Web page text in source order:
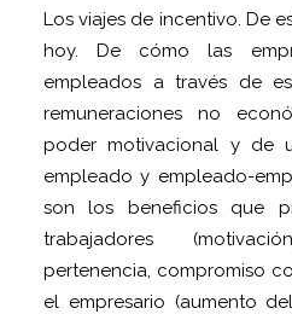
Los viajes de incentivo. De
hoy. De cómo las
empleados a través de
remuneraciones no
poder motivacional y de
empleado y empleado-
son los beneficios que
trabajadores
pertenencia, compromiso
el empresario (aumento